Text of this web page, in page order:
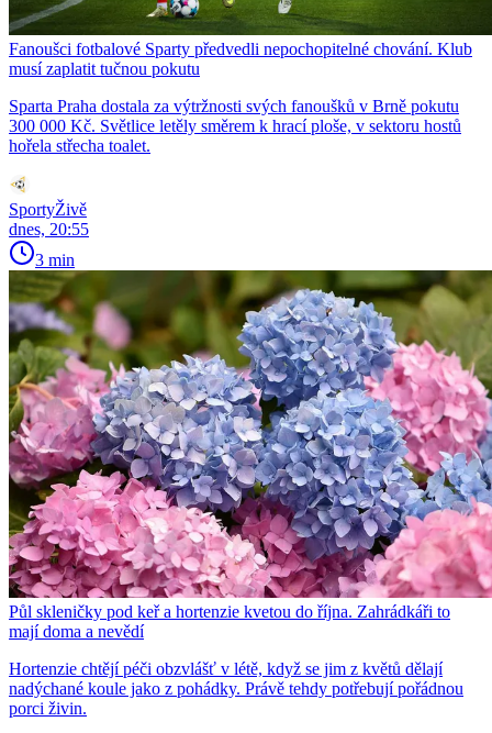
Fanoušci fotbalové Sparty předvedli nepochopitelné chování. Klub
musí zaplatit tučnou pokutu
Sparta Praha dostala za výtržnosti svých fanoušků v Brně pokutu
300 000 Kč. Světlice letěly směrem k hrací ploše, v sektoru hostů
hořela střecha toalet.
SportyŽivě
dnes, 20:55
3 min
Půl skleničky pod keř a hortenzie kvetou do října. Zahrádkáři to
mají doma a nevědí
Hortenzie chtějí péči obzvlášť v létě, když se jim z květů dělají
nadýchané koule jako z pohádky. Právě tehdy potřebují pořádnou
porci živin.